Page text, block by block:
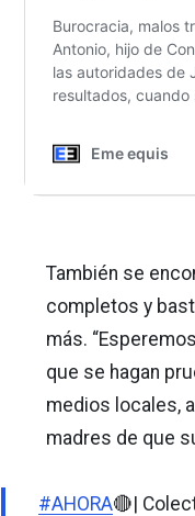
También se
completos y
más.
que se hagan
medios locales,
madres de que
#AHORA🔴|